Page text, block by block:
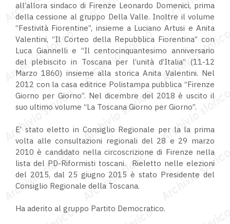
all’allora sindaco di Firenze Leonardo Domenici, prima
della cessione al gruppo Della Valle. Inoltre il volume
“Festività Fiorentine”, insieme a Luciano Artusi e Anita
Valentini, “Il Corteo della Repubblica Fiorentina” con
Luca Giannelli e “Il centocinquantesimo anniversario
del plebiscito in Toscana per l’unità d’Italia” (11-12
Marzo 1860) insieme alla storica Anita Valentini. Nel
2012 con la casa editrice Polistampa pubblica “Firenze
Giorno per Giorno”. Nel dicembre del 2018 è uscito il
suo ultimo volume “La Toscana Giorno per Giorno”.
E’ stato eletto in Consiglio Regionale per la la prima
volta alle consultazioni regionali del 28 e 29 marzo
2010 è candidato nella circoscrizione di Firenze nella
lista del PD-Riformisti toscani. Rieletto nelle elezioni
del 2015, dal 25 giugno 2015 è stato Presidente del
Consiglio Regionale della Toscana.
Ha aderito al gruppo Partito Democratico.